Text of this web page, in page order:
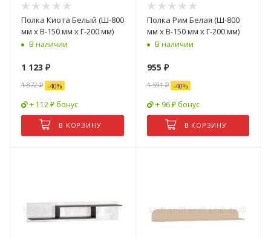
Полка Киота Белый (Ш-800
мм x В-150 мм x Г-200 мм)
В наличии
1 123 ₽
1 872₽ -40%
+ 112 ₽ бонус
В КОРЗИНУ
Полка Рим Белая (Ш-800
мм x В-150 мм x Г-200 мм)
В наличии
955 ₽
1 591₽ -40%
+ 96 ₽ бонус
В КОРЗИНУ